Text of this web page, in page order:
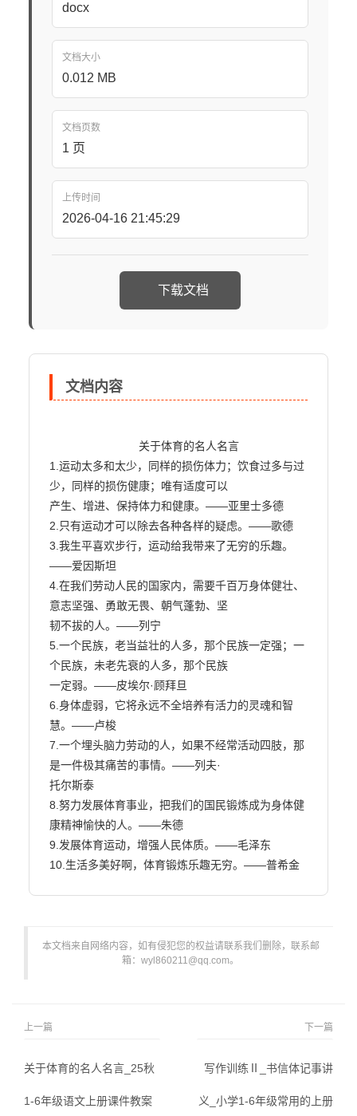
docx
文档大小
0.012 MB
文档页数
1 页
上传时间
2026-04-16 21:45:29
下载文档
文档内容
1.运动太多和太少，同样的损伤体力；饮食过多与过
少，同样的损伤健康；唯有适度可以
产生、增进、保持体力和健康。——亚里士多德
2.只有运动才可以除去各种各样的疑虑。——歌德
3.我生平喜欢步行，运动给我带来了无穷的乐趣。
——爱因斯坦
4.在我们劳动人民的国家内，需要千百万身体健壮、
意志坚强、勇敢无畏、朝气蓬勃、坚
韧不拔的人。——列宁
5.一个民族，老当益壮的人多，那个民族一定强；一
个民族，未老先衰的人多，那个民族
一定弱。——皮埃尔·顾拜旦
6.身体虚弱，它将永远不全培养有活力的灵魂和智
慧。——卢梭
7.一个埋头脑力劳动的人，如果不经常活动四肢，那
是一件极其痛苦的事情。——列夫·
托尔斯泰
8.努力发展体育事业，把我们的国民锻炼成为身体健
康精神愉快的人。——朱德
9.发展体育运动，增强人民体质。——毛泽东
10.生活多美好啊，体育锻炼乐趣无
本文档来自网络内容，如有侵犯您的权益请联系我们删除，联系邮
箱：wyl860211@qq.com。
上一篇
关于体育的名人名言_25秋
1-6年级语文上册课件教案
下一篇
写作训练Ⅱ_书信体记事讲
义_小学1-6年级常用的上册